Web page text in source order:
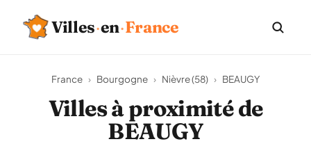
Villes·en·France
France › Bourgogne › Nièvre (58) › BEAUGY
Villes à proximité de
BEAUGY